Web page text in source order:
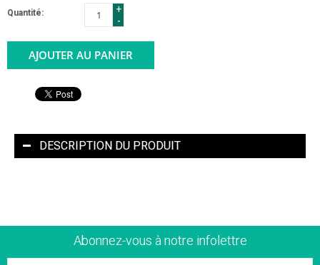
Quantité:
+
-
AJOUTER AU PANIER
DESCRIPTION DU PRODUIT
Abonnez-vous à notre infolettre